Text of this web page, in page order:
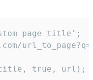
page title';
true, url);